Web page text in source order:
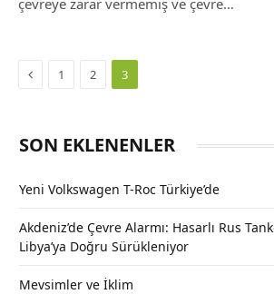
çevreye zarar vermemiş ve çevre…
Previous
1 2 3
SON EKLENENLER
Yeni Volkswagen T-Roc Türkiye’de
Akdeniz’de Çevre Alarmı: Hasarlı Rus
Libya’ya Doğru Sürükleniyor
Mevsimler ve İklim